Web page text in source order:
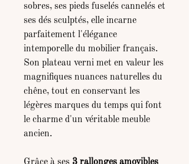
sobres, ses pieds fuselés cannelés et
ses dés sculptés, elle incarne
parfaitement l'élégance
intemporelle du mobilier français.
Son plateau verni met en valeur les
magnifiques nuances naturelles du
chêne, tout en conservant les
légères marques du temps qui font
le charme d'un véritable meuble
ancien.